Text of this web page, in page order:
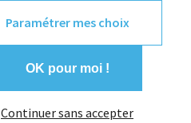
Paramétrer mes choix
OK pour moi !
Continuer sans accepter